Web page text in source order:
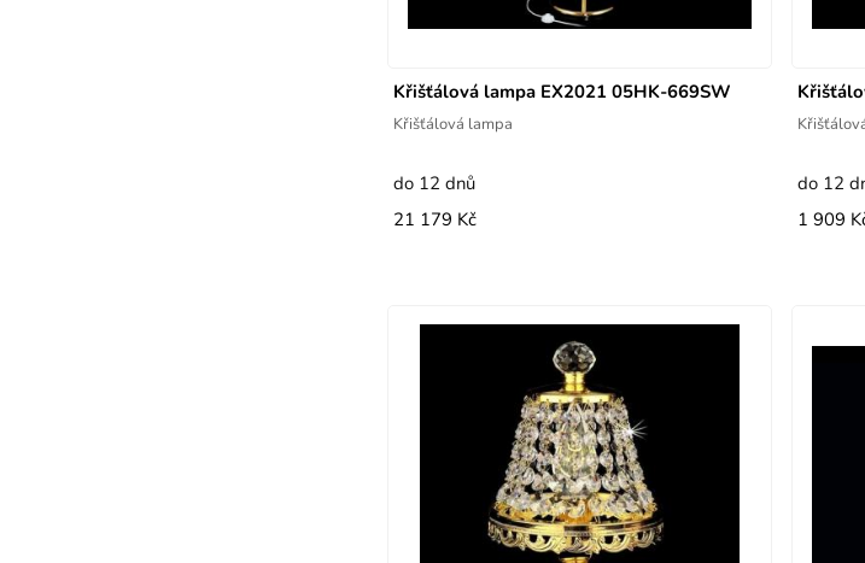
Křišťálová lampa EX2021 05HK-669SW
Křišťálová lampa
do 12 dnů
21 179 Kč
do 12
1 909